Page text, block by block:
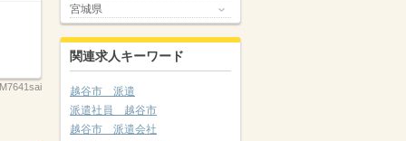
宮城県
関連求人キーワード
越谷市 派遣
派遣社員 越谷市
越谷市 派遣会社